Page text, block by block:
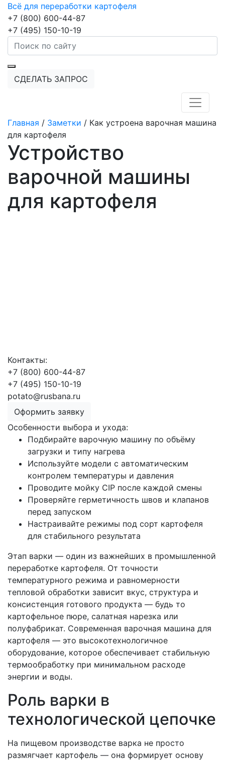
Всё для переработки картофеля
+7 (800) 600-44-87
+7 (495) 150-10-19
СДЕЛАТЬ ЗАПРОС
Главная / Заметки / Как устроена варочная машина
для картофеля
Устройство
варочной машины
для картофеля
Контакты:
+7 (800) 600-44-87
+7 (495) 150-10-19
potato@rusbana.ru
Оформить заявку
Особенности выбора и ухода:
Подбирайте варочную машину по объёму
загрузки и типу нагрева
Используйте модели с автоматическим
контролем температуры и давления
Проводите мойку CIP после каждой смены
Проверяйте герметичность швов и клапанов
перед запуском
Настраивайте режимы под сорт картофеля
для стабильного результата
Этап варки — один из важнейших в промышленной
переработке картофеля. От точности
температурного режима и равномерности
тепловой обработки зависит вкус, структура и
консистенция готового продукта — будь то
картофельное пюре, салатная нарезка или
полуфабрикат. Современная варочная машина для
картофеля — это высокотехнологичное
оборудование, которое обеспечивает стабильную
термообработку при минимальном расходе
энергии и воды.
Роль варки в
технологической цепочке
На пищевом производстве варка не просто
размягчает картофель — она формирует основу